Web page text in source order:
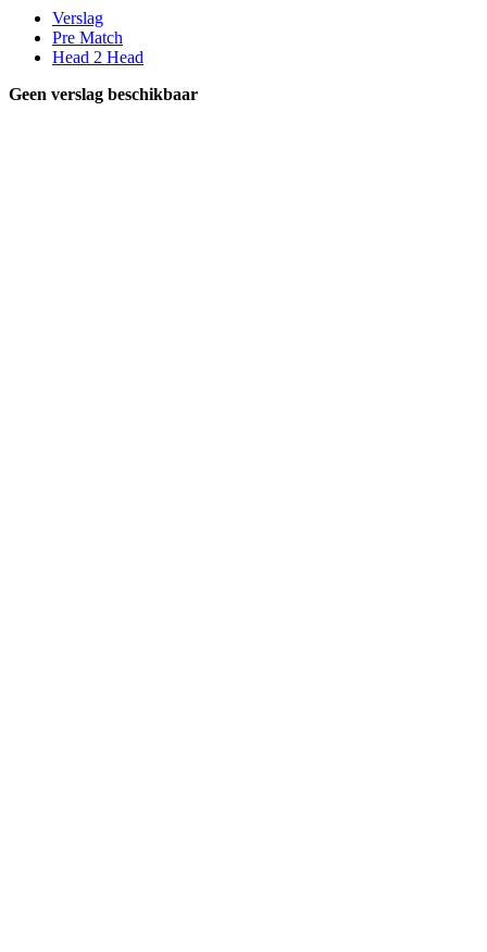
Verslag
Pre Match
Head 2 Head
Geen verslag beschikbaar